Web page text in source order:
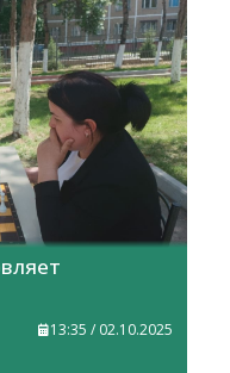
13:35 / 02.10.2025